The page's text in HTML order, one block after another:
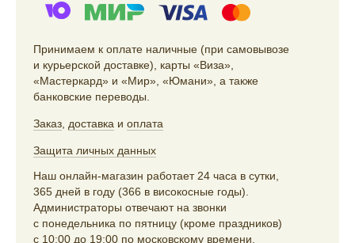
Принимаем к оплате наличные (при самовывозе
и курьерской доставке), карты «Виза»,
«Мастеркард» и «Мир», «Юмани», а также
банковские переводы.
Заказ, доставка и оплата
Защита личных данных
Наш онлайн-магазин работает 24 часа в сутки,
365 дней в году (366 в високосные годы).
Администраторы отвечают на звонки
с понедельника по пятницу (кроме праздников)
с 10:00 до 19:00 по московскому времени,